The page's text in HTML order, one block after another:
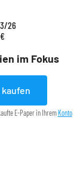
im Fokus
26
kaufen
E-Paper in Ihrem Konto